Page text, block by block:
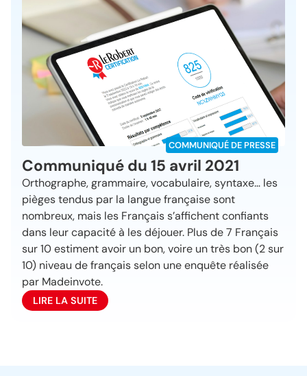
COMMUNIQUÉ DE PRESSE
Communiqué du 15 avril 2021
Orthographe, grammaire, vocabulaire, syntaxe… les
pièges tendus par la langue française sont
nombreux, mais les Français s’affichent confiants
dans leur capacité à les déjouer. Plus de 7 Français
sur 10 estiment avoir un bon, voire un très bon (2 sur
10) niveau de français selon une enquête réalisée
par Madeinvote.
LIRE LA SUITE